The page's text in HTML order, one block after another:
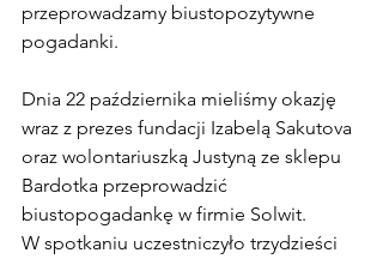
przeprowadzamy biustopozytywne
pogadanki.
Dnia 22 października mieliśmy okazję
wraz z prezes fundacji Izabelą Sakutova
oraz wolontariuszką Justyną ze sklepu
Bardotka przeprowadzić
biustopogadankę w firmie Solwit.
W spotkaniu uczestniczyło trzydzieści